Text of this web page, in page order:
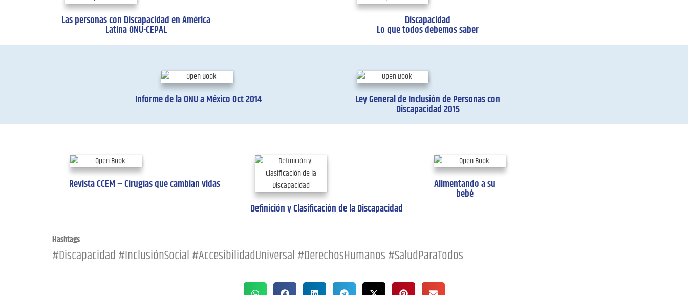
Las personas con Discapacidad en América
Latina ONU-CEPAL
Discapacidad
Lo que todos debemos saber
Informe de la ONU a México Oct 2014 Ley General de Inclusión de Personas con
Discapacidad 2015
Revista CCEM – Cirugías que cambian vidas
Definición y Clasificación de la Discapacidad
Alimentando a su
bebé
Hashtags:
#Discapacidad #InclusiónSocial #AccesibilidadUniversal #DerechosHumanos #SaludParaTodos